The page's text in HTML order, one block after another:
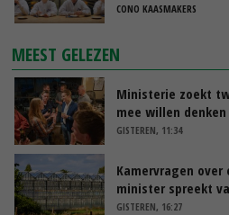
CONO KAASMAKERS
MEEST GELEZEN
Ministerie zoekt
mee willen denken
GISTEREN, 11:34
Kamervragen
minister spreekt
GISTEREN, 16:27